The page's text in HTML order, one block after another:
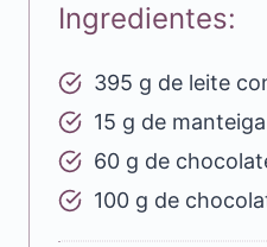
Ingredientes:
395 g de leite
15 g de
60 g de
100 g de